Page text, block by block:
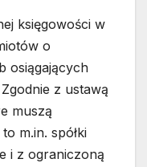
księgowości w
o
osiągających
z ustawą
muszą
m.in. spółki
i z ograniczoną